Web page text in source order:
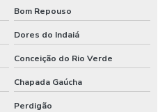
Bom Repouso
Dores do Indaiá
Conceição do Rio Verde
Chapada Gaúcha
Perdigão